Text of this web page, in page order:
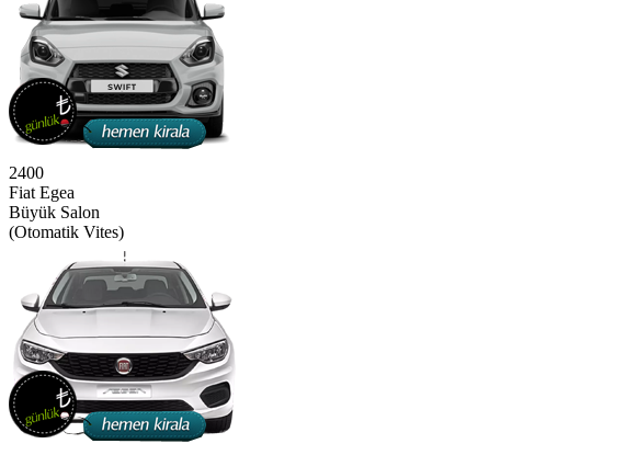
2400
Fiat Egea
Büyük Salon
(Otomatik Vites)